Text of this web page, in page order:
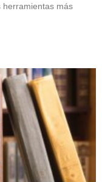
herramientas más